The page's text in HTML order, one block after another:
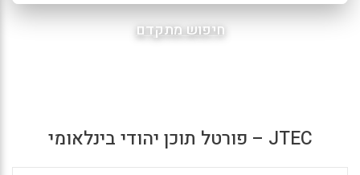
חיפוש מתקדם
JTEC – פורטל תוכן יהודי בינלאומי